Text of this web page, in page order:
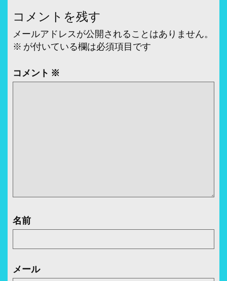
ナ
ビ
ゲ
シ
コメントを残す
メールアドレスが公開されることはありません。
※ が付いている欄は必須項目です
コメント ※
名前
メール